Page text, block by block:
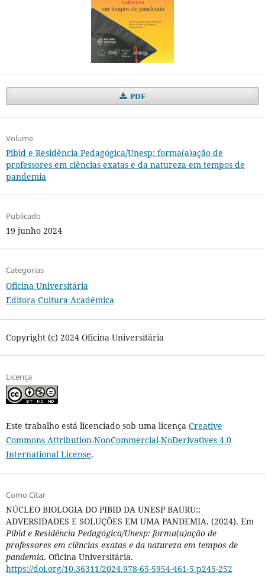
PDF
Volume
Pibid e Residência Pedagógica/Unesp: forma(a)ação de
professores em ciências exatas e da natureza em tempos de
pandemia
Publicado
19 junho 2024
Categorias
Oficina Universitária
Editora Cultura Acadêmica
Copyright (c) 2024 Oficina Universitária
Licença
Este trabalho está licenciado sob uma licença Creative
Commons Attribution-NonCommercial-NoDerivatives 4.0
International License.
Como Citar
NÚCLEO BIOLOGIA DO PIBID DA UNESP BAURU::
ADVERSIDADES E SOLUÇÕES EM UMA PANDEMIA. (2024). Em
Pibid e Residência Pedagógica/Unesp: forma(a)ação de
professores em ciências exatas e da natureza em tempos de
pandemia. Oficina Universitária.
https://doi.org/10.36311/2024.978-65-5954-461-5.p245-252